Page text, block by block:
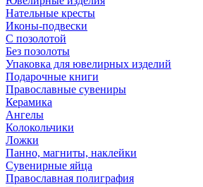
Нательные кресты
Иконы-подвески
С позолотой
Без позолоты
Упаковка для ювелирных изделий
Подарочные книги
Православные сувениры
Керамика
Ангелы
Колокольчики
Ложки
Панно, магниты, наклейки
Сувенирные яйца
Православная полиграфия